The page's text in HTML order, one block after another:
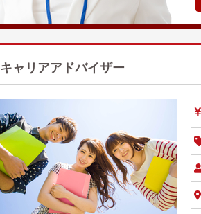
キャリアアドバイザー